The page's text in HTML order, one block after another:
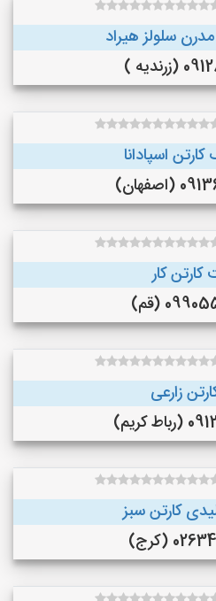
سلولز هیراد
)
اسپادانا
کار
(قم)
زارعی
کریم)
کارتن سبز
(کرج)